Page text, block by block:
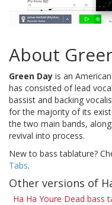
About
Green Day is an
has consisted of lead
bassist and backing
for the majority of its
the two main bands,
revival into process.
New to bass tablature?
Tabs.
Other versions of
Ha Ha Youre Dead bass